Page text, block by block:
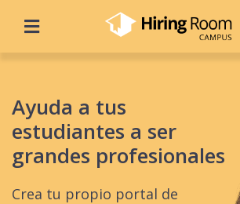
Ayuda a tus
estudiantes a ser
grandes profesionales
Crea tu propio portal de